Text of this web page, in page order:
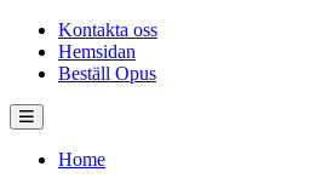
Kontakta oss
Hemsidan
Beställ Opus
Home